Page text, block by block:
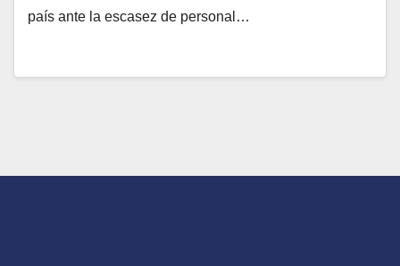
país ante la escasez de personal…